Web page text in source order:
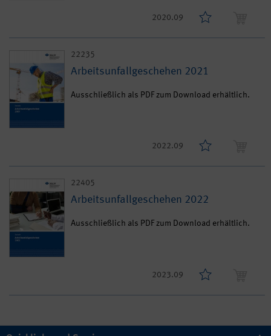
2020.09
22235
Arbeitsunfallgeschehen 2021
Ausschließlich als PDF zum Download erhältlich.
2022.09
22405
Arbeitsunfallgeschehen 2022
Ausschließlich als PDF zum Download erhältlich.
2023.09